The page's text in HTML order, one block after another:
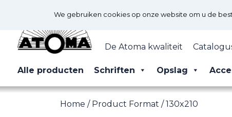
De Atoma kwaliteit
Alle producten Schriften Opslag
Home / Product Format / 130x210
We gebruiken cookies op onze website om u de